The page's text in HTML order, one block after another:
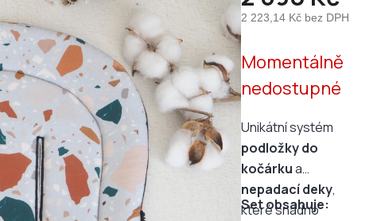
2 223,14 Kč bez DPH
Měrná
cena:
Momentálně
nedostupné
Unikátní systém
podložky do
kočárkua
nepadací deky,
které snadno
Set obsahuje: